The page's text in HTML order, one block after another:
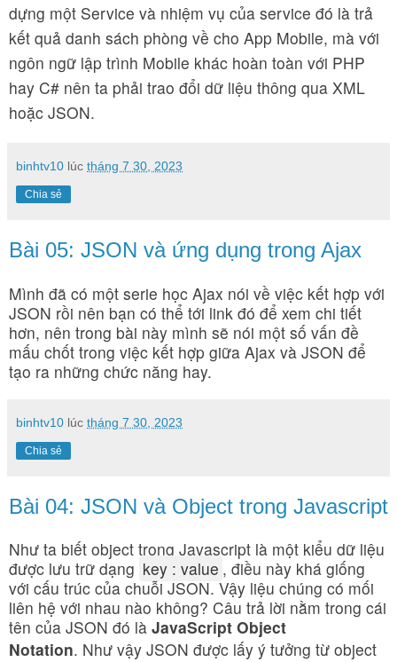
dựng một Service và nhiệm vụ của service đó là trả
kết quả danh sách phòng về cho App Mobile, mà với
ngôn ngữ lập trình Mobile khác hoàn toàn với PHP
hay C# nên ta phải trao đổi dữ liệu thông qua XML
hoặc JSON.
binhtv10 lúc tháng 7 30, 2023
Chia sẻ
Bài 05: JSON và ứng dụng trong Ajax
Mình đã có một serie học Ajax nói về việc kết hợp với
JSON rồi nên bạn có thể tới link đó để xem chi tiết
hơn, nên trong bài này mình sẽ nói một số vấn đề
mấu chốt trong việc kết hợp giữa Ajax và JSON để
tạo ra những chức năng hay.
binhtv10 lúc tháng 7 30, 2023
Chia sẻ
Bài 04: JSON và Object trong Javascript
Như ta biết object trong Javascript là một kiểu dữ liệu
được lưu trữ dạng key : value , điều này khá giống
với cấu trúc của chuỗi JSON. Vậy liệu chúng có mối
liên hệ với nhau nào không? Câu trả lời nằm trong cái
tên của JSON đó là JavaScript Object
Notation. Như vậy JSON được lấy ý tưởng từ object